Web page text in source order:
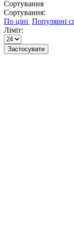
Сортування
Сортування:
Ліміт:
Застосувати